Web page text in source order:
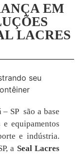
EM
LACRES
SP são a base
e equipamentos
e indústria.
a Seal Lacres